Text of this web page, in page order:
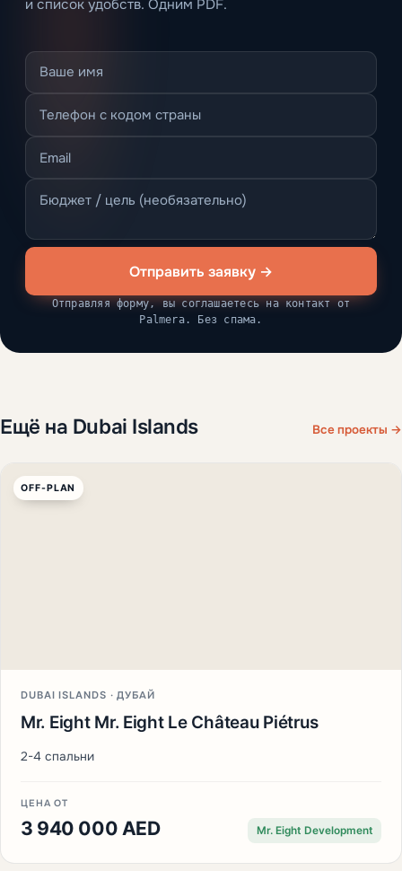
и список удобств. Одним PDF.
Отправить заявку →
Отправляя форму, вы соглашаетесь на контакт от
Palmera. Без спама.
Ещё на Dubai Islands Все проекты →
OFF-PLAN
DUBAI ISLANDS · ДУБАЙ
Mr. Eight Mr. Eight Le Château Piétrus
2-4 спальни
ЦЕНА ОТ
3 940 000 AED Mr. Eight Development